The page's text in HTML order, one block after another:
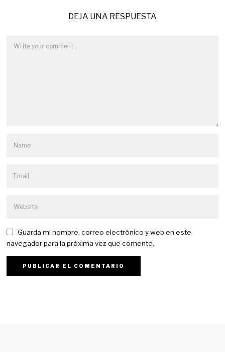
DEJA UNA RESPUESTA
Guarda mi nombre, correo electrónico y web en este
navegador para la próxima vez que comente.